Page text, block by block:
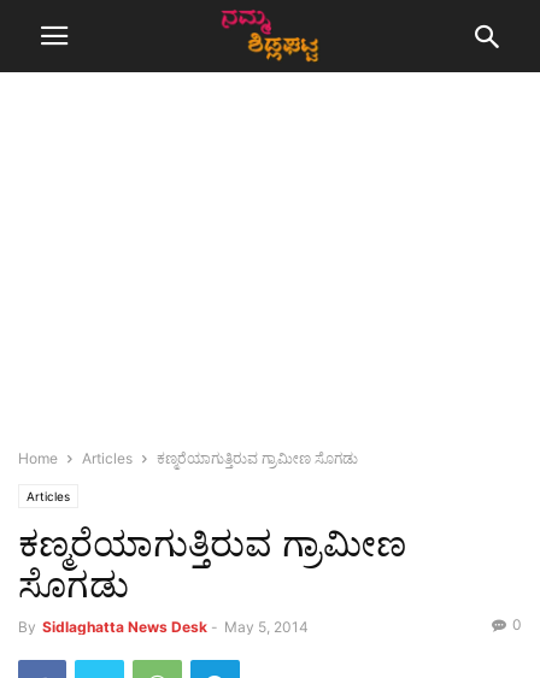
Home Articles ಕಣ್ಮರೆಯಾಗುತ್ತಿರುವ ಗ್ರಾಮೀಣ ಸೊಗಡು
Articles
ಕಣ್ಮರೆಯಾಗುತ್ತಿರುವ ಗ್ರಾಮೀಣ
ಸೊಗಡು
By Sidlaghatta News Desk - May 5, 2014 0